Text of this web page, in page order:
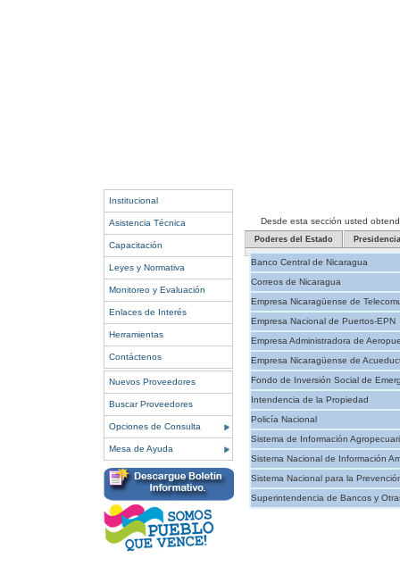
Institucional
Asistencia Técnica
Capacitación
Leyes y Normativa
Monitoreo y Evaluación
Enlaces de Interés
Herramientas
Contáctenos
Nuevos Proveedores
Buscar Proveedores
Opciones de Consulta
Mesa de Ayuda
Desde esta sección usted
Poderes del Estado Presidencia
Banco Central de Nicaragua
Correos de Nicaragua
Empresa Nicaragüense de
Empresa Nacional de Puertos-EPN
Empresa Administradora de
Empresa Nicaragüense de
Fondo de Inversión Social de
Intendencia de la Propiedad
Policía Nacional
Sistema de Información
Sistema Nacional de Información
Sistema Nacional para la
Superintendencia de Bancos y